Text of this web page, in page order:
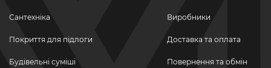
Сантехніка
Покриття для підлоги
Будівельні суміші
Виробники
Доставка та оплата
Повернення та обмін